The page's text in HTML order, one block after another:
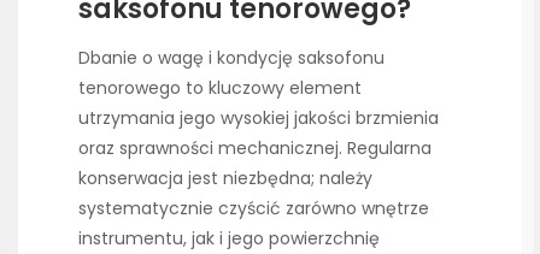
saksofonu tenorowego?
Dbanie o wagę i kondycję saksofonu
tenorowego to kluczowy element
utrzymania jego wysokiej jakości brzmienia
oraz sprawności mechanicznej. Regularna
konserwacja jest niezbędna; należy
systematycznie czyścić zarówno wnętrze
instrumentu, jak i jego powierzchnię